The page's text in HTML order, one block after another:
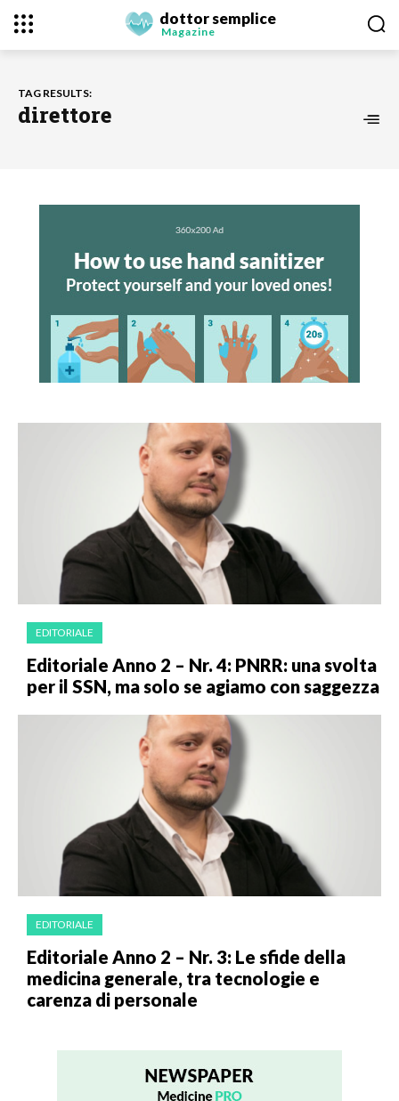
dottor semplice
Magazine
TAG RESULTS:
direttore
EDITORIALE
Editoriale Anno 2 – Nr. 4: PNRR: una svolta
per il SSN, ma solo se agiamo con saggezza
EDITORIALE
Editoriale Anno 2 – Nr. 3: Le sfide della
medicina generale, tra tecnologie e
carenza di personale